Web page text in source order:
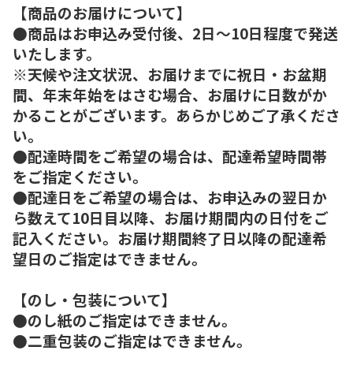
【商品のお届けについて】
●商品はお申込み受付後、2日～10日程度で発送
いたします。
※天候や注文状況、お届けまでに祝日・お盆期
間、年末年始をはさむ場合、お届けに日数がか
かることがございます。あらかじめご了承くださ
い。
●配達時間をご希望の場合は、配達希望時間帯
をご指定ください。
●配達日をご希望の場合は、お申込みの翌日か
ら数えて10日目以降、お届け期間内の日付をご
記入ください。お届け期間終了日以降の配達希
望日のご指定はできません。
【のし・包装について】
●のし紙のご指定はできません。
●二重包装のご指定はできません。